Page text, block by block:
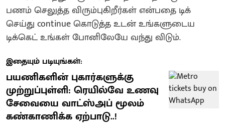
பணம் செலுத்த விரும்புகிறீர்கள் என்பதை டிக்
செய்து continue கொடுத்த உடன் உங்களுடைய
டிக்கெட் உங்கள் போனிலேயே வந்து விடும்.
இதையும் படியுங்கள்:
பயணிகளின் புகார்களுக்கு
முற்றுப்புள்ளி: ரெயில்வே உணவு
சேவையை வாட்ஸ்அப் மூலம்
கண்காணிக்க ஏற்பாடு..!